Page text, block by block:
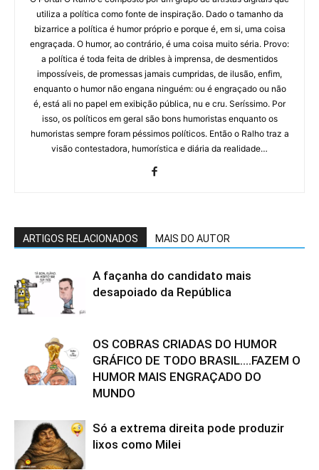
utiliza a política como fonte de inspiração. Dado o tamanho da
bizarrice a política é humor próprio e porque é, em si, uma coisa
engraçada. O humor, ao contrário, é uma coisa muito séria. Provo:
a política é toda feita de dribles à imprensa, de desmentidos
impossíveis, de promessas jamais cumpridas, de ilusão, enfim,
enquanto o humor não engana ninguém: ou é engraçado ou não
é, está ali no papel em exibição pública, nu e cru. Seríssimo. Por
isso, os políticos em geral são bons humoristas enquanto os
humoristas sempre foram péssimos políticos. Então o Ralho traz a
visão contestadora, humorística e diária da realidade…
ARTIGOS RELACIONADOS MAIS DO AUTOR
A façanha do candidato mais
desapoiado da República
OS COBRAS CRIADAS DO HUMOR
GRÁFICO DE TODO BRASIL….FAZEM O
HUMOR MAIS ENGRAÇADO DO
MUNDO
Só a extrema direita pode produzir
lixos como Milei